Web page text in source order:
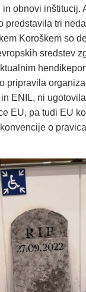
obnovi inštitucij.
predstavila tri
Koroškem so
sredstev
pripravila
ENIL, ni
EU, pa tudi EU
o